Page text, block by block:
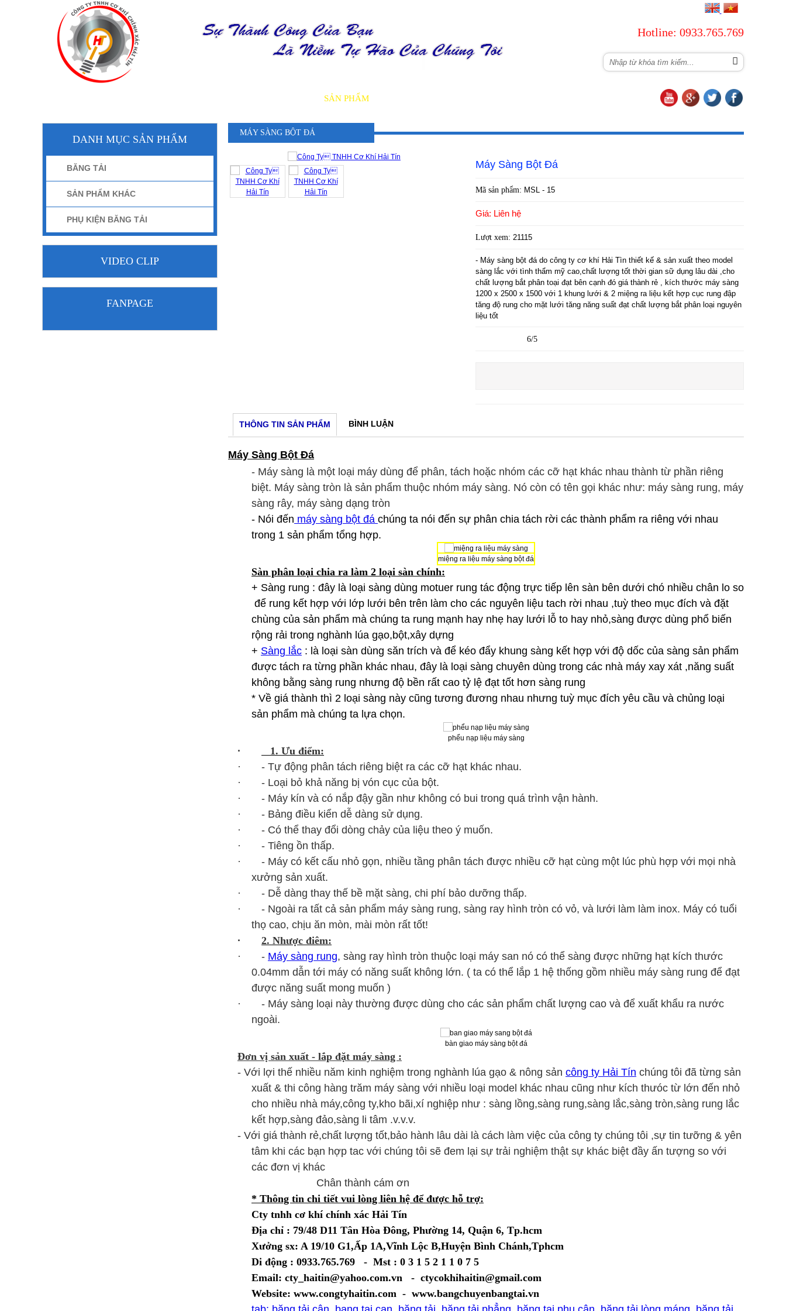
Hotline: 0933.765.769
SẢN PHẨM
MÁY SÀNG BỘT ĐÁ
Máy Sàng Bột Đá
Mã sản phẩm: MSL - 15
Giá: Liên hệ
Lượt xem: 21115
- Máy sàng bột đá do công ty cơ khí Hải Tìn thiết kế & sản xuất theo model
sàng lắc với tình thẩm mỹ cao,chất lượng tốt thời gian sữ dụng lâu dài ,cho
chất lượng bắt phân toại đạt bên cạnh đó giá thành rẻ , kích thước máy sàng
1200 x 2500 x 1500 với 1 khung lưới & 2 miệng ra liệu kết hợp cục rung đập
tăng độ rung cho mặt lưới tăng năng suất đạt chất lượng bắt phân loại nguyên
liệu tốt
6/5
THÔNG TIN SẢN PHẨM BÌNH LUẬN
Máy Sàng Bột Đá
- Máy sàng là một loại máy dùng để phân, tách hoặc nhóm các cỡ hạt khác nhau thành từ phần riêng
biệt. Máy sàng tròn là sản phẩm thuộc nhóm máy sàng. Nó còn có tên gọi khác như: máy sàng rung, máy
sàng rây, máy sàng dạng tròn
- Nói đến máy sàng bột đá chúng ta nói đến sự phân chia tách rời các thành phẩm ra riêng với nhau
trong 1 sản phẩm tổng hợp.
miệng ra liệu máy sàng bột đá
Sàn phân loại chia ra làm 2 loại sàn chính:
+ Sàng rung : đây là loại sàng dùng motuer rung tác động trực tiếp lên sàn bên dưới chó nhiều chân lo so
để rung kết hợp với lớp lưới bên trên làm cho các nguyên liệu tach rời nhau ,tuỳ theo mục đích và đặt
chùng của sản phẩm mà chúng ta rung mạnh hay nhẹ hay lưới lỗ to hay nhỏ,sàng được dùng phổ biến
rộng rải trong nghành lúa gạo,bột,xây dựng
+ Sàng lắc : là loại sàn dùng săn trích và để kéo đẩy khung sàng kết hợp với độ dốc của sàng sản phẩm
được tách ra từng phần khác nhau, đây là loại sàng chuyên dùng trong các nhà máy xay xát ,năng suất
không bằng sàng rung nhưng độ bền rất cao tỷ lệ đạt tốt hơn sàng rung
* Về giá thành thì 2 loại sàng này cũng tương đương nhau nhưng tuỳ mục đích yêu cầu và chủng loại
sản phẩm mà chúng ta lựa chọn.
phểu nạp liệu máy sàng
·
1. Ưu điểm:
· - Tự động phân tách riêng biệt ra các cỡ hạt khác nhau.
· - Loại bỏ khả năng bị vón cục của bột.
· - Máy kín và có nắp đậy gần như không có bui trong quá trình vận hành.
· - Bảng điều kiển dễ dàng sử dụng.
· - Có thể thay đổi dòng chảy của liệu theo ý muốn.
· - Tiêng ồn thấp.
· - Máy có kết cấu nhỏ gọn, nhiều tầng phân tách được nhiều cỡ hạt cùng một lúc phù hợp với mọi nhà
xưởng sản xuất.
· - Dễ dàng thay thế bề mặt sàng, chi phí bảo dưỡng thấp.
· - Ngoài ra tất cả sản phẩm máy sàng rung, sàng ray hình tròn có vỏ, và lưới làm làm inox. Máy có tuổi
thọ cao, chịu ăn mòn, mài mòn rất tốt!
· 2. Nhược điêm:
· - Máy sàng rung, sàng ray hình tròn thuộc loại máy san nó có thể sàng được những hạt kích thước
0.04mm dẫn tới máy có năng suất không lớn. ( ta có thể lắp 1 hệ thống gồm nhiều máy sàng rung để đạt
được năng suất mong muốn )
· - Máy sàng loại này thường được dùng cho các sản phẩm chất lượng cao và để xuất khẩu ra nước
ngoài.
bàn giao máy sàng bột đá
Đơn vị sản xuất - lắp đặt máy sàng :
- Với lợi thế nhiều năm kinh nghiệm trong nghành lúa gạo & nông sản công ty Hải Tín chúng tôi đã từng sản
xuất & thi công hàng trăm máy sàng với nhiều loại model khác nhau cũng như kích thưóc từ lớn đến nhỏ
cho nhiều nhà máy,công ty,kho bãi,xí nghiệp như : sàng lồng,sàng rung,sàng lắc,sàng tròn,sàng rung lắc
kết hợp,sàng đảo,sàng li tâm .v.v.v.
- Với giá thành rẻ,chất lượng tốt,bảo hành lâu dài là cách làm việc của công ty chúng tôi ,sự tin tưỡng & yên
tâm khi các bạn hợp tac với chúng tôi sẽ đem lại sự trải nghiệm thật sự khác biệt đầy ấn tượng so với
các đơn vị khác
Chân thành cám ơn
* Thông tin chi tiết vui lòng liên hệ để được hỗ trợ:
Cty tnhh cơ khí chính xác Hải Tín
Địa chỉ : 79/48 D11 Tân Hòa Đông, Phường 14, Quận 6, Tp.hcm
Xưởng sx: A 19/10 G1,Ấp 1A,Vĩnh Lộc B,Huyện Bình Chánh,Tphcm
Di động : 0933.765.769 - Mst : 0 3 1 5 2 1 1 0 7 5
Email: cty_haitin@yahoo.com.vn - ctycokhihaitin@gmail.com
Website: www.congtyhaitin.com - www.bangchuyenbangtai.vn
DANH MỤC SẢN PHẨM
BĂNG TẢI
SẢN PHẨM KHÁC
PHỤ KIỆN BĂNG TẢI
VIDEO CLIP
FANPAGE